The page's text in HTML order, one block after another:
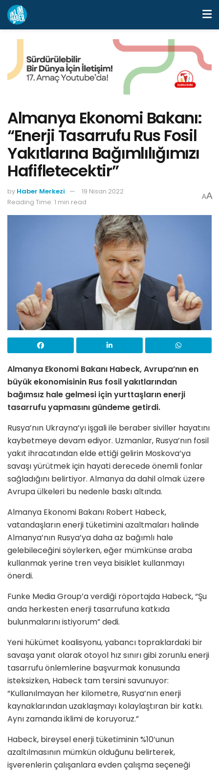
Almanya Ekonomi Bakanı:
“Enerji Tasarrufu Rus Fosil
Yakıtlarına Bağımlılığımızı
Hafifletecektir”
by Haber Merkezi
19 Nisan 2022
Reading Time: 1 min read
AA
Almanya Ekonomi Bakanı Habeck, Avrupa’nın en
büyük ekonomisinin Rus fosil yakıtlarından
bağımsız hale gelmesi için yurttaşların enerji
tasarrufu yapmasını gündeme getirdi.
Rusya’nın Ukrayna’yı işgali ile beraber siviller hayatını
kaybetmeye devam ediyor. Uzmanlar, Rusya’nın fosil
yakıt ihracatından elde ettiği gelirin Moskova’ya
savaşı yürütmek için hayati derecede önemli fonlar
sağladığını belirtiyor. Almanya da dahil olmak üzere
Avrupa ülkeleri bu nedenle baskı altında.
Almanya Ekonomi Bakanı Robert Habeck,
vatandaşların enerji tüketimini azaltmaları halinde
Almanya’nın Rusya’ya daha az bağımlı hale
gelebileceğini söylerken, eğer mümkünse araba
kullanmak yerine tren veya bisiklet kullanmayı
önerdi.
Funke Media Group’a verdiği röportajda Habeck, “Şu
anda herkesten enerji tasarrufuna katkıda
bulunmalarını istiyorum” dedi.
Yeni hükümet koalisyonu, yabancı topraklardaki bir
savaşa yanıt olarak otoyol hız sınırı gibi zorunlu enerji
tasarrufu önlemlerine başvurmak konusunda
isteksizken, Habeck tam tersini savunuyor:
“Kullanılmayan her kilometre, Rusya’nın enerji
kaynaklarından uzaklaşmayı kolaylaştıran bir katkı.
Aynı zamanda iklimi de koruyoruz.”
Habeck, bireysel enerji tüketiminin %10’unun
azaltılmasının mümkün olduğunu belirterek,
işverenlerin çalışanlara evden çalışma seçeneği